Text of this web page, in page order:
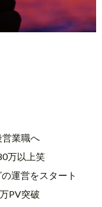
業職へ
万以上笑
運営をスタート
PV突破